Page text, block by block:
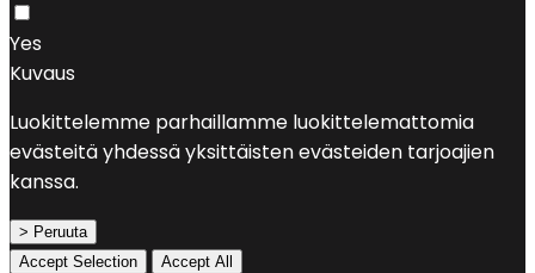
Yes
Kuvaus
Luokittelemme parhaillamme luokittelemattomia
evästeitä yhdessä yksittäisten evästeiden tarjoajien
kanssa.
> Peruuta
Accept Selection
Accept All